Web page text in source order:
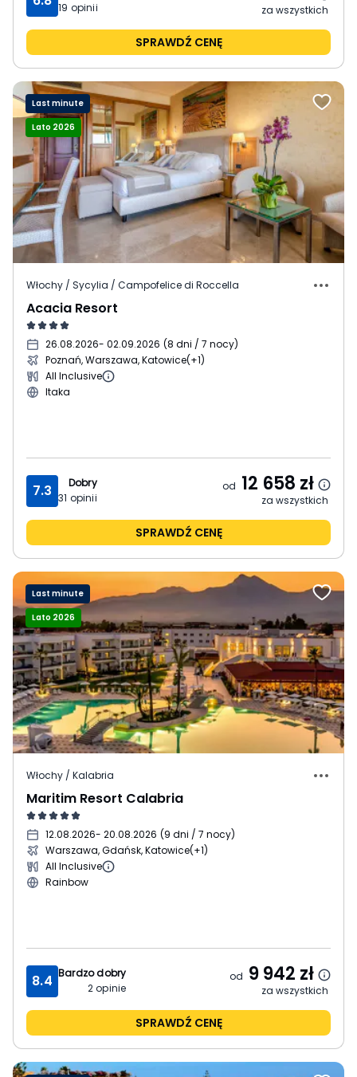
19 opinii za wszystkich
SPRAWDŹ CENĘ
Last minute
Lato 2026
Włochy / Sycylia / Campofelice di Roccella
Acacia Resort
26.08.2026- 02.09.2026 (8 dni / 7 nocy)
Poznań, Warszawa, Katowice(+1)
All Inclusive
Itaka
7.3
Dobry
31 opinii
od 12 658 zł
za wszystkich
SPRAWDŹ CENĘ
Last minute
Lato 2026
Włochy / Kalabria
Maritim Resort Calabria
12.08.2026- 20.08.2026 (9 dni / 7 nocy)
Warszawa, Gdańsk, Katowice(+1)
All Inclusive
Rainbow
8.4 Bardzo dobry
2opinie
od 9 942 zł
za wszystkich
SPRAWDŹ CENĘ